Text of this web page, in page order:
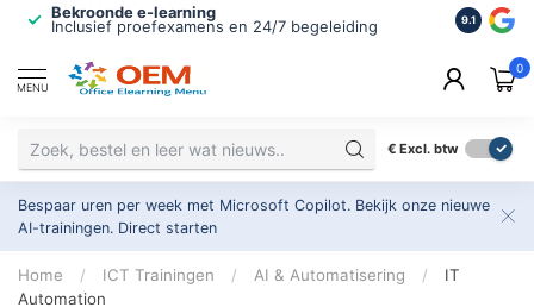
Bekroonde e-learning
Inclusief proefexamens en 24/7 begeleiding
ISO
2.500+
9.1
MENU
0
€ Excl. btw
Bespaar uren per week met Microsoft Copilot. Bekijk onze nieuwe
AI-trainingen. Direct starten
Home / ICT Trainingen / AI & Automatisering /
IT
Automation